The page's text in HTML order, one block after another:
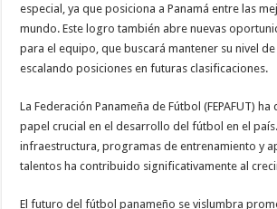
especial, ya que posiciona a Panamá entre las
mundo. Este logro también abre nuevas
para el equipo, que buscará mantener su nivel
escalando posiciones en futuras clasificaciones.
La Federación Panameña de Fútbol (FEPAFUT)
papel crucial en el desarrollo del fútbol en el
infraestructura, programas de entrenamiento y
talentos ha contribuido significativamente al
El futuro del fútbol panameño se vislumbra